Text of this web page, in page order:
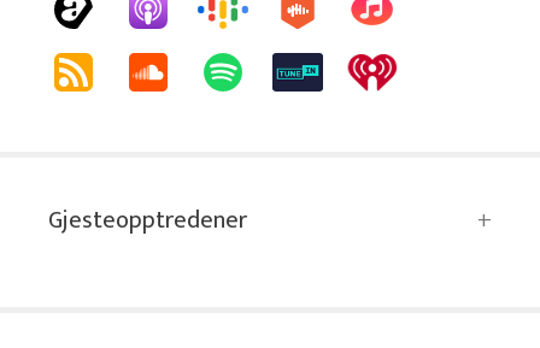
Gjesteopptredener